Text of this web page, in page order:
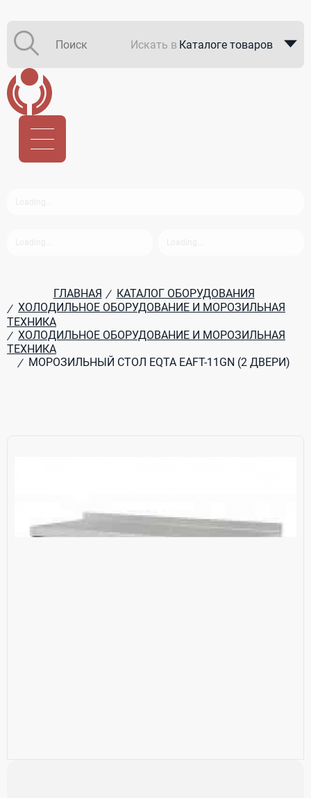
Искать в Каталоге товаров
ГЛАВНАЯ / КАТАЛОГ ОБОРУДОВАНИЯ
/ ХОЛОДИЛЬНОЕ ОБОРУДОВАНИЕ И МОРОЗИЛЬНАЯ
ТЕХНИКА
/ ХОЛОДИЛЬНОЕ ОБОРУДОВАНИЕ И МОРОЗИЛЬНАЯ
ТЕХНИКА
/ МОРОЗИЛЬНЫЙ СТОЛ EQTA EAFT-11GN (2 ДВЕРИ)